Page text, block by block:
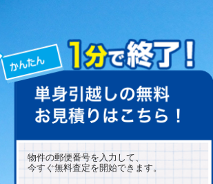
物件の郵便番号を入力して、
今すぐ無料査定を開始できます。